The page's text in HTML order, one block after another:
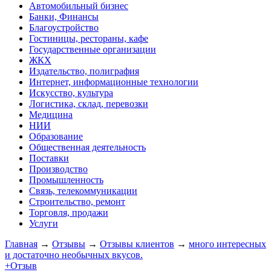
Автомобильный бизнес
Банки, Финансы
Благоустройство
Гостиницы, рестораны, кафе
Государственные организации
ЖКХ
Издательство, полиграфия
Интернет, информационные технологии
Искусство, культура
Логистика, склад, перевозки
Медицина
НИИ
Образование
Общественная деятельность
Поставки
Производство
Промышленность
Связь, телекоммуникации
Строительство, ремонт
Торговля, продажи
Услуги
Главная → Отзывы → Отзывы клиентов → много интересных
и достаточно необычных вкусов.
+Отзыв